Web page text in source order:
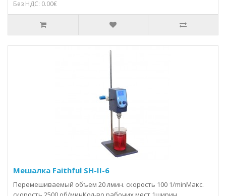
Без НДС: 0.00€
Мешалка Faithful SH-II-6
Перемешиваемый объем 20 лмин. скорость 100 1/minМакс.